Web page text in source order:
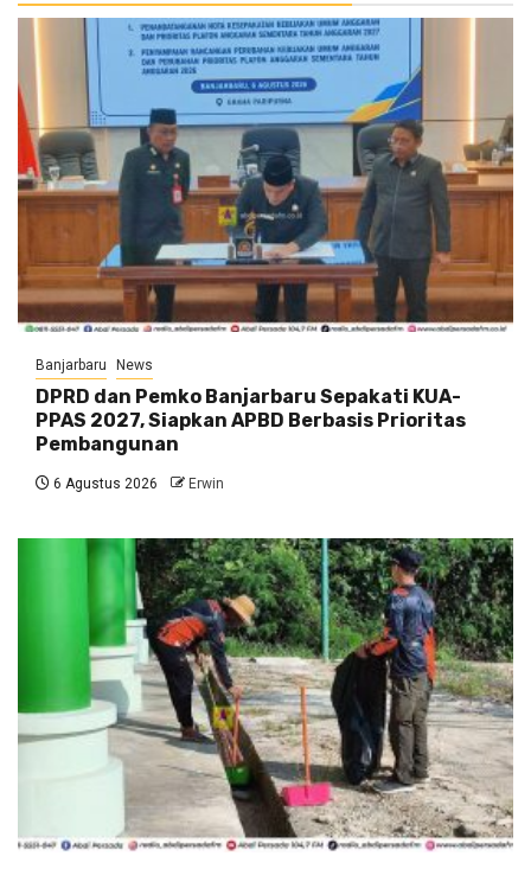
Banjarbaru News
DPRD dan Pemko Banjarbaru Sepakati KUA-
PPAS 2027, Siapkan APBD Berbasis Prioritas
Pembangunan
6 Agustus 2026 Erwin